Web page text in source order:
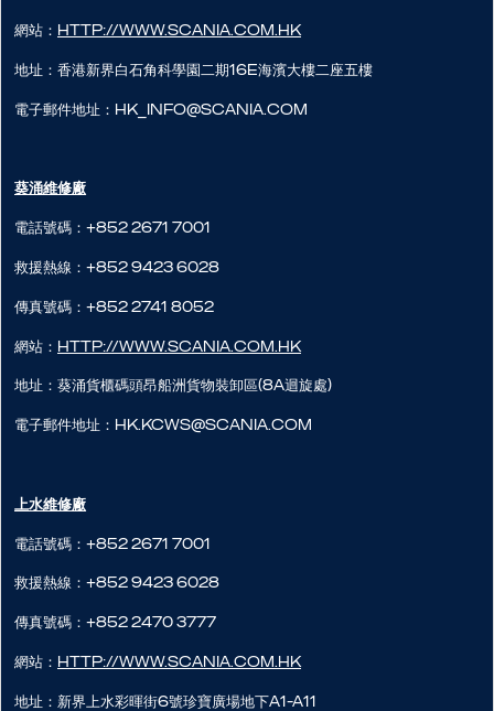
網站： http://www.scania.com.hk
地址：香港新界白石角科學園二期16E海濱大樓二座五樓
電子郵件地址：hk_info@scania.com
葵涌維修廠
電話號碼：+852 2671 7001
救援熱線：+852 9423 6028
傳真號碼：+852 2741 8052
網站： http://www.scania.com.hk
地址：葵涌貨櫃碼頭昂船洲貨物裝卸區(8A迴旋處)
電子郵件地址：hk.kcws@scania.com
上水維修廠
電話號碼：+852 2671 7001
救援熱線：+852 9423 6028
傳真號碼：+852 2470 3777
網站： http://www.scania.com.hk
地址：新界上水彩暉街6號珍寶廣場地下A1-A11